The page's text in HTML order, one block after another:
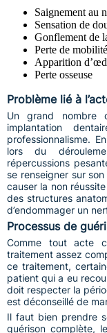
Saignement au
Sensation de
Gonflement de
Perte de
Apparition
Perte osseuse
Problème lié à
Un grand
implantation
professionnalisme.
lors du
répercussions
se renseigner sur
causer la non
des structures
d’endommager un
Processus de
Comme tout acte
traitement assez
ce traitement,
patient qui a eu
doit respecter la
est déconseillé de
Il faut bien prendre
guérison complète,